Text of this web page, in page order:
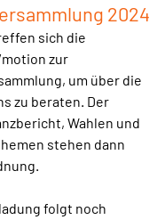
2024
sich die
zur
um über die
zu beraten. Der
Wahlen und
stehen dann
folgt noch